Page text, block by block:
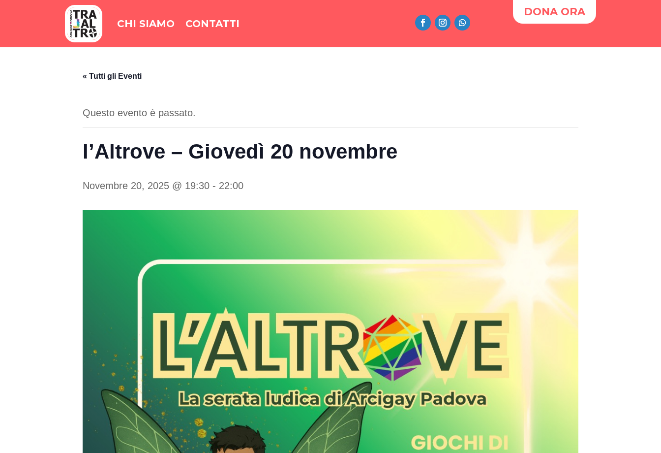
CHI SIAMO CONTATTI
DONA ORA
« Tutti gli Eventi
Questo evento è passato.
l’Altrove – Giovedì 20 novembre
Novembre 20, 2025 @ 19:30 - 22:00